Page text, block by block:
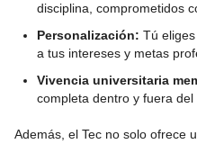
disciplina, comprometidos
Personalización: Tú
a tus intereses y metas
Vivencia universitaria
completa dentro y fuera del
Además, el Tec no solo ofrece